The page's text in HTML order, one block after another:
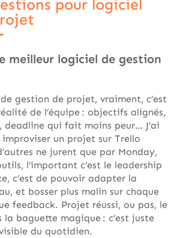
pour logiciel
meilleur logiciel de gestion
gestion de projet, vraiment, c’est
de l’équipe : objectifs alignés,
deadline qui fait moins peur… J’ai
un projet sur Trello
ne jurent que par Monday,
l’important c’est le leadership
c’est de pouvoir adapter la
et bosser plus malin sur chaque
feedback. Projet réussi, ou pas, le
la baguette magique : c’est juste
du quotidien.